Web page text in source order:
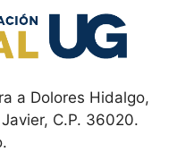
a Dolores Hidalgo,
C.P. 36020.